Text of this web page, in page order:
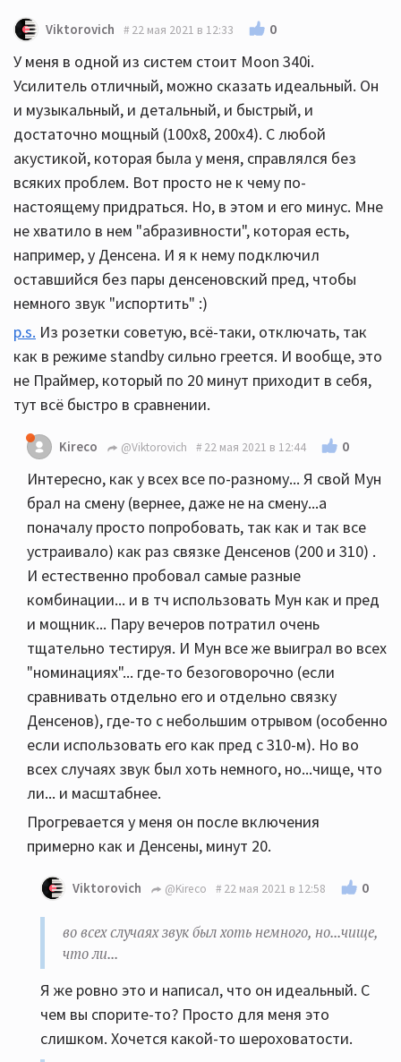
Viktorovich 22 мая 2021 в 12:33 0
У меня в одной из систем стоит Moon 340i.
Усилитель отличный, можно сказать идеальный. Он
и музыкальный, и детальный, и быстрый, и
достаточно мощный (100х8, 200х4). С любой
акустикой, которая была у меня, справлялся без
всяких проблем. Вот просто не к чему по-
настоящему придраться. Но, в этом и его минус. Мне
не хватило в нем "абразивности", которая есть,
например, у Денсена. И я к нему подключил
оставшийся без пары денсеновский пред, чтобы
немного звук "испортить" :)
p.s. Из розетки советую, всё-таки, отключать, так
как в режиме standby сильно греется. И вообще, это
не Праймер, который по 20 минут приходит в себя,
тут всё быстро в сравнении.
Kireco @Viktorovich 22 мая 2021 в 12:44 0
Интересно, как у всех все по-разному... Я свой Мун
брал на смену (вернее, даже не на смену...а
поначалу просто попробовать, так как и так все
устраивало) как раз связке Денсенов (200 и 310) .
И естественно пробовал самые разные
комбинации... и в тч использовать Мун как и пред
и мощник... Пару вечеров потратил очень
тщательно тестируя. И Мун все же выиграл во всех
"номинациях"... где-то безоговорочно (если
сравнивать отдельно его и отдельно связку
Денсенов), где-то с небольшим отрывом (особенно
если использовать его как пред с 310-м). Но во
всех случаях звук был хоть немного, но...чище, что
ли... и масштабнее.
Прогревается у меня он после включения
примерно как и Денсены, минут 20.
Viktorovich @Kireco 22 мая 2021 в 12:58 0
во всех случаях звук был хоть немного, но...чище,
что ли...
Я же ровно это и написал, что он идеальный. С
чем вы спорите-то? Просто для меня это
слишком. Хочется какой-то шероховатости.